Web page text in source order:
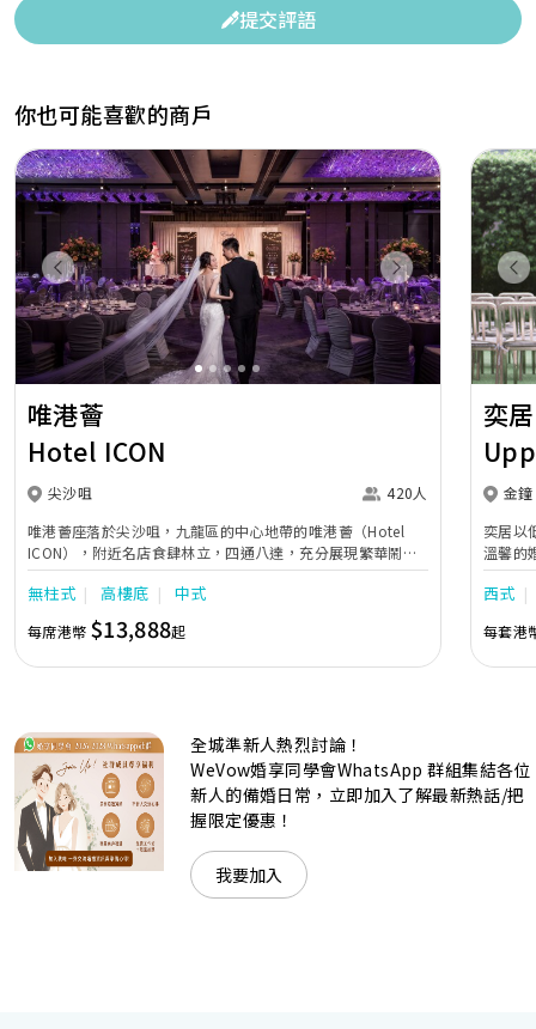
提交評語
你也可能喜歡的商戶
Previous Next
唯港薈
Hotel ICON
尖沙咀
420人
唯港薈座落於尖沙咀，九龍區的中心地帶的唯港薈（Hotel
ICON），附近名店食肆林立，四通八達，充分展現繁華鬧巿
中的活力個性，成為一眾準新人舉辦婚宴的熱門之選。專業團
隊由策劃統籌至所有婚宴每個細節，唯港薈都力臻完美，保證
讓您留下獨特的醉人回憶。 擁有時尚高樓頂的Silverbox宴會
廳，配置了全套先進的視聽影音及燈光設備配套，並採用極富
現代時尚感的水晶玻璃燈，演繹出與別不同的經典神韻。不論
準新人的個性及預算﹔保證為您打造夢寐以求的特別日子，令
賓客永誌難忘！
無柱式 高樓底 中式
每席港幣 $13,888起
奕居
金鐘
奕居以
溫馨的
團隊會
西式
每套港
全城準新人熱烈討論！
WeVow婚享同學會WhatsApp 群組集結各位
新人的備婚日常，立即加入了解最新熱話/把
握限定優惠！
我要加入